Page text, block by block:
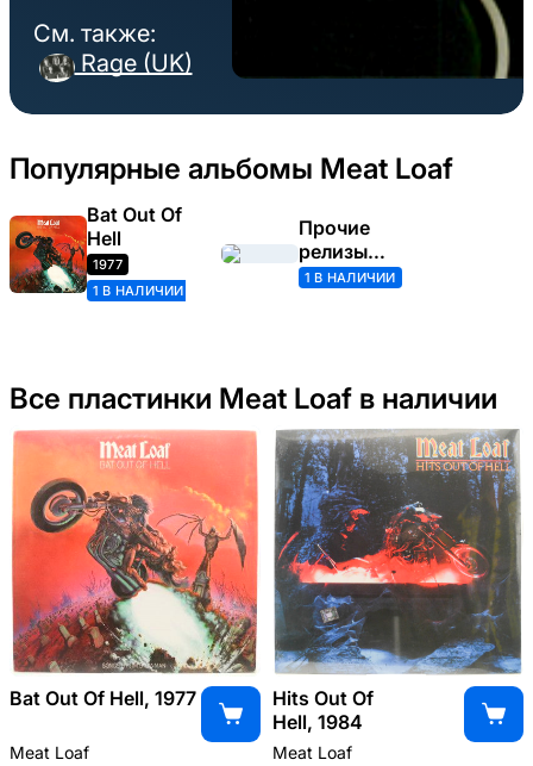
См. также:
Rage (UK)
Популярные альбомы Meat Loaf
Bat Out Of
Hell
1977
1 В НАЛИЧИИ
Прочие
релизы
(Meat Loaf)
1 В НАЛИЧИИ
Все пластинки Meat Loaf в наличии
Bat Out Of Hell, 1977
Meat Loaf
Hits Out Of
Hell, 1984
Meat Loaf